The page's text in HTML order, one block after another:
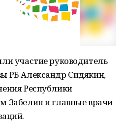
участие руководитель
РБ Александр Сидякин,
Республики
Забелин и главные врачи